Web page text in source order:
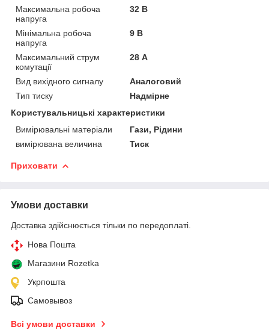
Максимальна робоча
напруга
32 В
Мінімальна робоча
напруга
9 В
Максимальний струм
комутації
28 А
Вид вихідного сигналу
Аналоговий
Тип тиску
Надмірне
Користувальницькі характеристики
Вимірювальні матеріали
Гази, Рідини
вимірювана величина
Тиск
Приховати
Умови доставки
Доставка здійснюється тільки по передоплаті.
Нова Пошта
Магазини Rozetka
Укрпошта
Самовывоз
Всі умови доставки